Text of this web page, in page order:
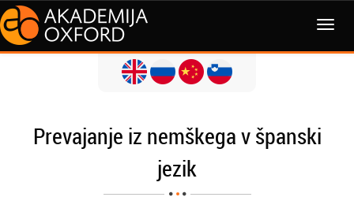
MENI
Prevajanje iz nemškega v španski
jezik